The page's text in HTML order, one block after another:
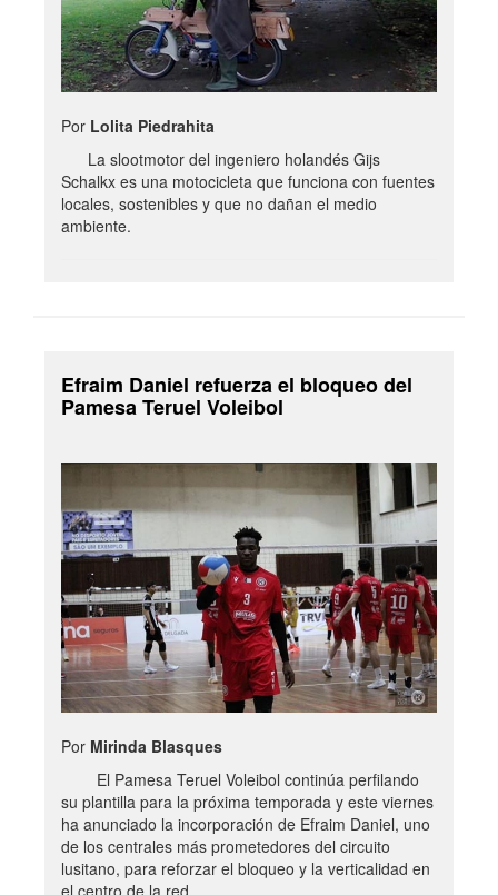
Por Lolita Piedrahita
La slootmotor del ingeniero holandés Gijs
Schalkx es una motocicleta que funciona con fuentes
locales, sostenibles y que no dañan el medio
ambiente.
Efraim Daniel refuerza el bloqueo del
Pamesa Teruel Voleibol
Por Mirinda Blasques
El Pamesa Teruel Voleibol continúa perfilando
su plantilla para la próxima temporada y este viernes
ha anunciado la incorporación de Efraim Daniel, uno
de los centrales más prometedores del circuito
lusitano, para reforzar el bloqueo y la verticalidad en
el centro de la red.